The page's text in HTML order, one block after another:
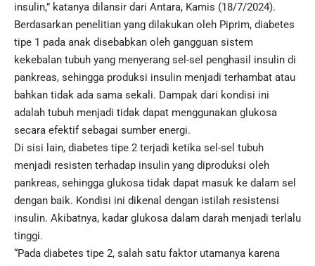
insulin,” katanya dilansir dari Antara, Kamis (18/7/2024).
Berdasarkan penelitian yang dilakukan oleh Piprim, diabetes
tipe 1 pada anak disebabkan oleh gangguan sistem
kekebalan tubuh yang menyerang sel-sel penghasil insulin di
pankreas, sehingga produksi insulin menjadi terhambat atau
bahkan tidak ada sama sekali. Dampak dari kondisi ini
adalah tubuh menjadi tidak dapat menggunakan glukosa
secara efektif sebagai sumber energi.
Di sisi lain, diabetes tipe 2 terjadi ketika sel-sel tubuh
menjadi resisten terhadap insulin yang diproduksi oleh
pankreas, sehingga glukosa tidak dapat masuk ke dalam sel
dengan baik. Kondisi ini dikenal dengan istilah resistensi
insulin. Akibatnya, kadar glukosa dalam darah menjadi terlalu
tinggi.
“Pada diabetes tipe 2, salah satu faktor utamanya karena